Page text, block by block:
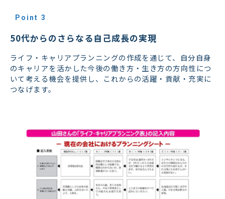
Point 3
50代からのさらなる自己成長の実現
ライフ・キャリアプランニングの作成を通じて、自分自身
のキャリアを活かした今後の働き方・生き方の方向性につ
いて考える機会を提供し、これからの活躍・貢献・充実に
つなげます。